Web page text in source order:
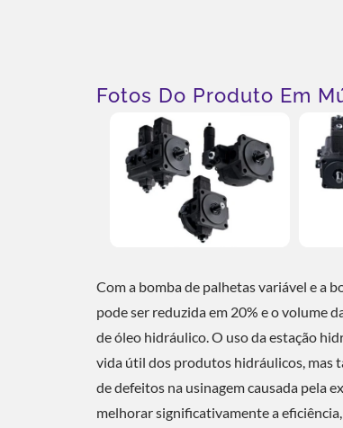
Fotos Do Produto Em
Com a bomba de palhetas variável e a
pode ser reduzida em 20% e o volume
de óleo hidráulico. O uso da estação
vida útil dos produtos hidráulicos, mas
de defeitos na usinagem causada pela
melhorar significativamente a